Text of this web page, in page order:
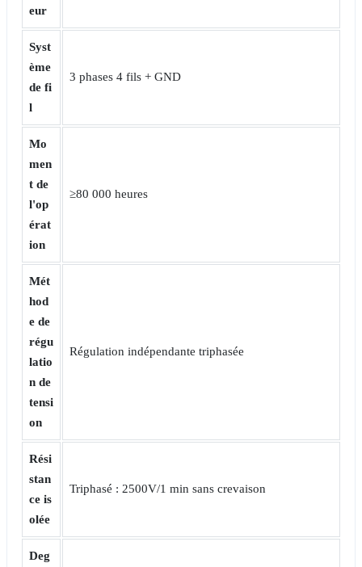
eur
Syst
ème
de fi
l
3 phases 4 fils + GND
Mo
men
t de
l'op
érat
ion
≥80 000 heures
Mét
hod
e de
régu
latio
n de
tensi
on
Régulation indépendante triphasée
Rési
stan
ce is
olée
Triphasé : 2500V/1 min sans crevaison
Deg